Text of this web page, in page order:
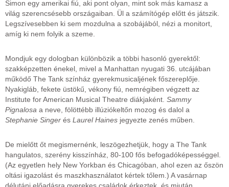
Simon egy amerikai fiú, aki pont olyan, mint sok más kamasz a
világ szerencsésebb országaiban. Ül a számítógép előtt és játszik.
Legszívesebben ki sem mozdulna a szobájából, nézi a monitort,
amíg ki nem folyik a szeme.
Mondjuk egy dologban különbözik a többi hasonló gyerektől:
szakképzetten énekel, mivel a Manhattan nyugati 36. utcájában
működő The Tank színház gyerekmusicaljének főszereplője.
Nyakigláb, fekete üstökű, vékony fiú, nemrégiben végzett az
Institute for American Musical Theatre diákjaként. Sammy
Pignalosa a neve, fölöttébb illúziókeltőn mozog és dalol a
Stephanie Singer és Laurel Haines jegyezte zenés műben.
De mielőtt őt megismernénk, leszögezhetjük, hogy a The Tank
hangulatos, szerény kisszínház, 80-100 fős befogadóképességgel.
(Az egyetlen hely New Yorkban és Chicagóban, ahol ezen az őszön
oltási igazolást és maszkhasználatot kértek tőlem.) A vasárnap
délutáni előadásra gyerekes családok érkeztek, és miután